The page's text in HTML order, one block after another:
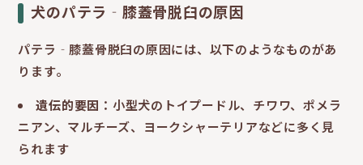
犬のパテラ‐膝蓋骨脱臼の原因
パテラ‐膝蓋骨脱臼の原因には、以下のようなものがあ
ります。
遺伝的要因 ：小型犬のトイプードル、チワワ、ポメラ
ニアン、マルチーズ、ヨークシャーテリアなどに多く見
られます